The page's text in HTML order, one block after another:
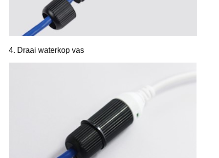
4. Draai waterkop vas